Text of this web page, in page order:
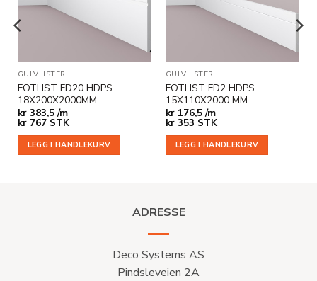
GULVLISTER
FOTLIST FD20 HDPS
18X200X2000MM
kr383,5 /m
kr767 STK
LEGG I HANDLEKURV
GULVLISTER
FOTLIST FD2 HDPS
15X110X2000 MM
kr176,5 /m
kr353 STK
LEGG I HANDLEKURV
ADRESSE
Deco Systems AS
Pindsleveien 2A